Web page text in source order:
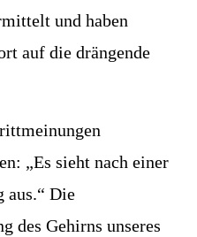
und haben
auf die drängende
„Es sieht nach einer
aus.“ Die
des Gehirns unseres